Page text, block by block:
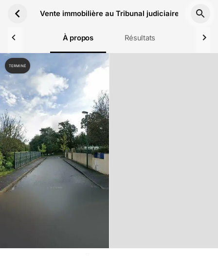
Vente immobilière au Tribunal judiciaire de
À propos Résultats
TERMINÉ